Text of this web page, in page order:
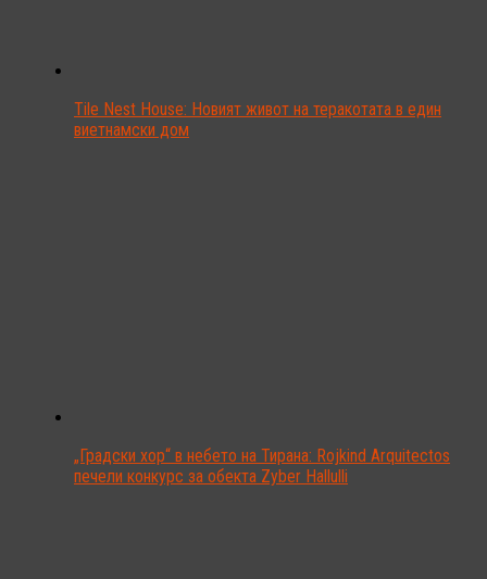
Tile Nest House: Новият живот на теракотата в един
виетнамски дом
„Градски хор“ в небето на Тирана: Rojkind Arquitectos
печели конкурс за обекта Zyber Hallulli